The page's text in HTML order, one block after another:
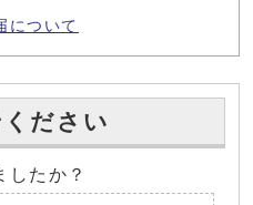
について
ださい
したか？